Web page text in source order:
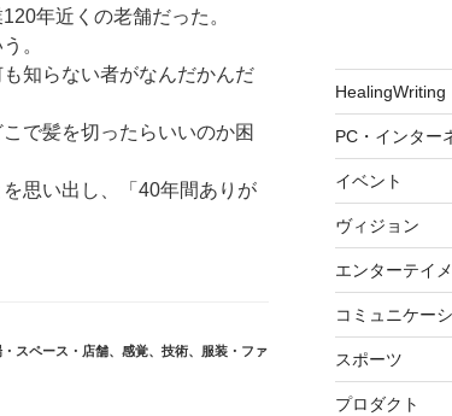
年近くの老舗だった。
。
知らない者がなんだかんだ
で髪を切ったらいいのか困
思い出し、「40年間ありが
・スペース・店舗、 感覚、 技術、
服装・ファ
HealingWriting
PC・インター
イベント
ヴィジョン
エンターテイ
コミュニケー
スポーツ
プロダクト